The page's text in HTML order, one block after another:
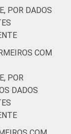
POR DADOS
COM
POR
DADOS